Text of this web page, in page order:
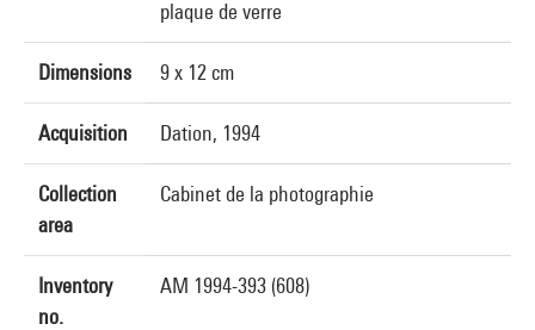
plaque de verre
Dimensions 9 x 12 cm
Acquisition Dation, 1994
Collection
area
Cabinet de la photographie
Inventory
no.
AM 1994-393 (608)